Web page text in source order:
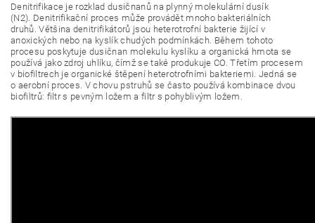
Denitrifikace je rozklad dusičnanů na plynný molekulární dusík
(N2). Denitrifikační proces může provádět mnoho bakteriálních
druhů. Většina denitrifikátorů jsou heterotrofní bakterie žijící v
anoxických nebo na kyslík chudých podmínkách. Během tohoto
procesu poskytuje dusičnan molekulu kyslíku a organická hmota se
používá jako zdroj uhlíku, čímž se také produkuje CO. Třetím procesem
v biofiltrech je organické štěpení heterotrofními bakteriemi. Jedná se
o aerobní proces. V chovu pstruhů se často používá kombinace dvou
biofiltrů: filtr s pevným ložem a filtr s pohyblivým ložem.